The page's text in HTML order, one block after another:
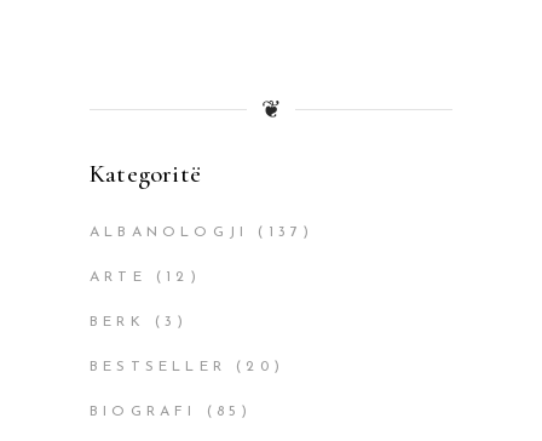
❦
Kategoritë
ALBANOLOGJI (137)
ARTE (12)
BERK (3)
BESTSELLER (20)
BIOGRAFI (85)